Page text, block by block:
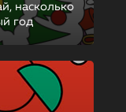
насколько
год